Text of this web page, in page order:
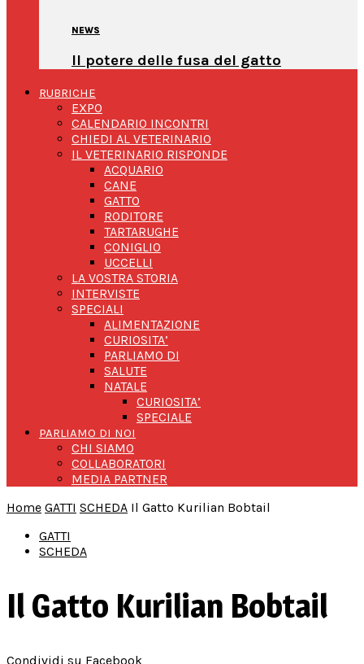
NEWS
Il potere delle fusa del gatto
RUBRICHE
EXPO
CALENDARIO INCONTRI
CHIEDI AL VETERINARIO
IL VETERINARIO RISPONDE
ACQUARIO
CANE
GATTO
RODITORE
TARTARUGHE
CONIGLIO
UCCELLI
LA VOSTRA STORIA
INTERVISTE
SPECIALI
ALIMENTAZIONE
CURIOSITA’
PARLIAMO DI
SALUTE
NATALE
CURIOSITA’
SPECIALE
PARLIAMO DI NOI
CHI SIAMO
COLLABORATORI
MEDIA PARTNER
Home GATTI SCHEDA Il Gatto Kurilian Bobtail
GATTI
SCHEDA
Il Gatto Kurilian Bobtail
Condividi su Facebook